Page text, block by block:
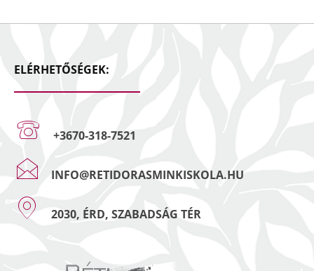
ELÉRHETŐSÉGEK:
+3670-318-7521
INFO@RETIDORASMINKISKOLA.HU
2030, ÉRD, SZABADSÁG TÉR